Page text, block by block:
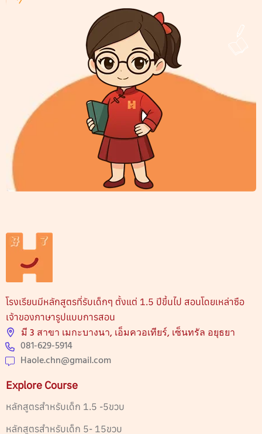
โรงเรียนมีหลักสูตรที่รับเด็กๆ ตั้งแต่ 1.5 ปีขึ้นไป สอนโดยเหล่าซือ
เจ้าของภาษารูปแบบการสอน
มี 3 สาขา เมกะบางนา, เอ็มควอเทียร์, เซ็นทรัล อยุธยา
081-629-5914
Haole.chn@gmail.com
Explore Course
หลักสูตรสำหรับเด็ก 1.5 -5ขวบ
หลักสูตรสำหรับเด็ก 5- 15ขวบ